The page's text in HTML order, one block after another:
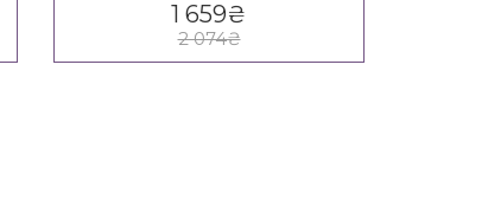
1 659₴
2 074₴